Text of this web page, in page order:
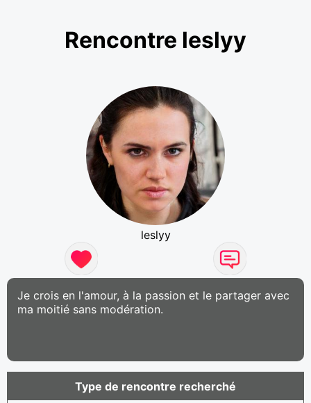
Rencontre leslyy
leslyy
Je crois en l'amour, à la passion et le partager avec
ma moitié sans modération.
Type de rencontre recherché